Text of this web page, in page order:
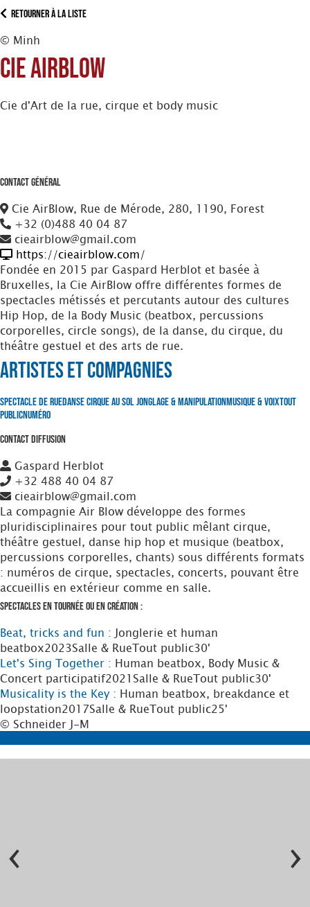
Retourner à la liste
© Minh
Cie AirBlow
Cie d'Art de la rue, cirque et body music
Contact Général
Cie AirBlow, Rue de Mérode, 280, 1190, Forest
+32 (0)488 40 04 87
cieairblow@gmail.com
https://cieairblow.com/
Fondée en 2015 par Gaspard Herblot et basée à
Bruxelles, la Cie AirBlow offre différentes formes de
spectacles métissés et percutants autour des cultures
Hip Hop, de la Body Music (beatbox, percussions
corporelles, circle songs), de la danse, du cirque, du
théâtre gestuel et des arts de rue.
Artistes et Compagnies
Spectacle de RueDanseCirque au SolJonglage & ManipulationMusique & VoixTout
PublicNuméro
Contact Diffusion
Gaspard Herblot
+32 488 40 04 87
cieairblow@gmail.com
La compagnie Air Blow développe des formes
pluridisciplinaires pour tout public mêlant cirque,
théâtre gestuel, danse hip hop et musique (beatbox,
percussions corporelles, chants) sous différents formats
: numéros de cirque, spectacles, concerts, pouvant être
accueillis en extérieur comme en salle.
Spectacles en tournée ou en création :
Beat, tricks and fun : Jonglerie et human
beatbox2023Salle & RueTout public30'
Let's Sing Together : Human beatbox, Body Music &
Concert participatif2021 Salle & RueTout public30'
Musicality is the Key : Human beatbox, breakdance et
loopstation2017Salle & RueTout public25'
© Schneider J-M
‹ ›